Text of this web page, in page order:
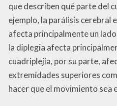
que describen qué parte del
ejemplo, la parálisis cerebral
afecta principalmente un
la diplegia afecta
cuadriplejía, por su parte,
extremidades superiores
hacer que el movimiento